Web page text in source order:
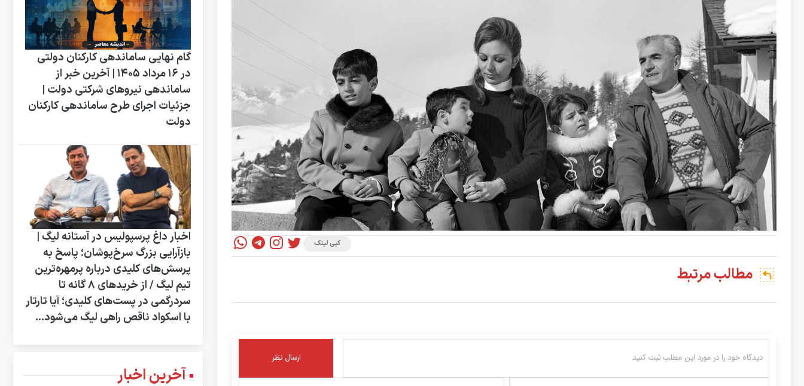
کپی لینک
مطالب مرتبط
گام نهایی ساماندهی کارکنان دولتی
در 16 مرداد 1405 | آخرین خبر از
ساماندهی نیروهای شرکتی دولت |
جزئیات اجرای طرح ساماندهی کارکنان
دولت
اخبار داغ پرسپولیس در آستانه لیگ |
بازآرایی بزرگ سرخ‌پوشان؛ پاسخ به
پرسش‌های کلیدی درباره پرمهره‌ترین
تیم لیگ / از خریدهای ۸ گانه تا
سردرگمی در پست‌های کلیدی؛ آیا تارتار
با اسکواد ناقص راهی لیگ می‌شود...
آخرین اخبار